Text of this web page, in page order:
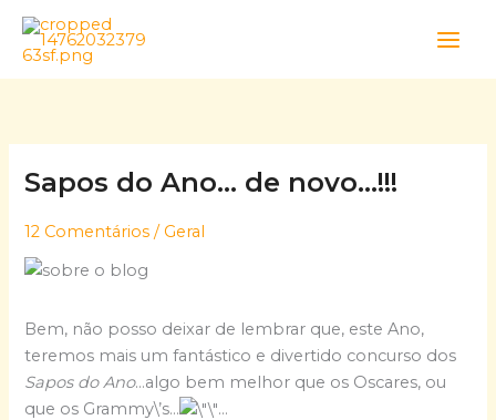
Skip
content
Sapos do Ano… de novo…!!!
12 Comentários / Geral
Bem, não posso deixar de lembrar que, este Ano,
teremos mais um fantástico e divertido concurso dos
Sapos do Ano…algo bem melhor que os Oscares, ou
que os Grammy\’s…
…